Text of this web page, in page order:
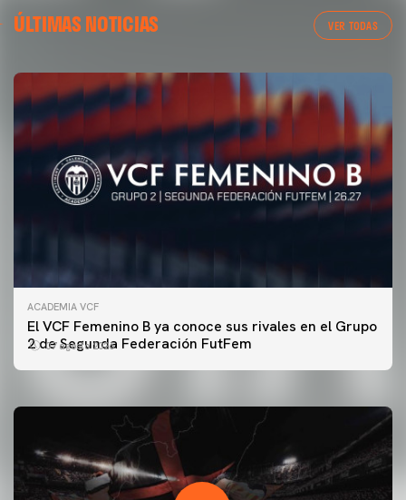
ÚLTIMAS NOTICIAS VER TODAS
ACADEMIA VCF
El VCF Femenino B ya conoce sus rivales en el Grupo
2 de Segunda Federación FutFem
07 agosto 2026
PRIMER EQUIPO
ENTRENAMIENTO DEL VALENCIA CF 7/8/2026